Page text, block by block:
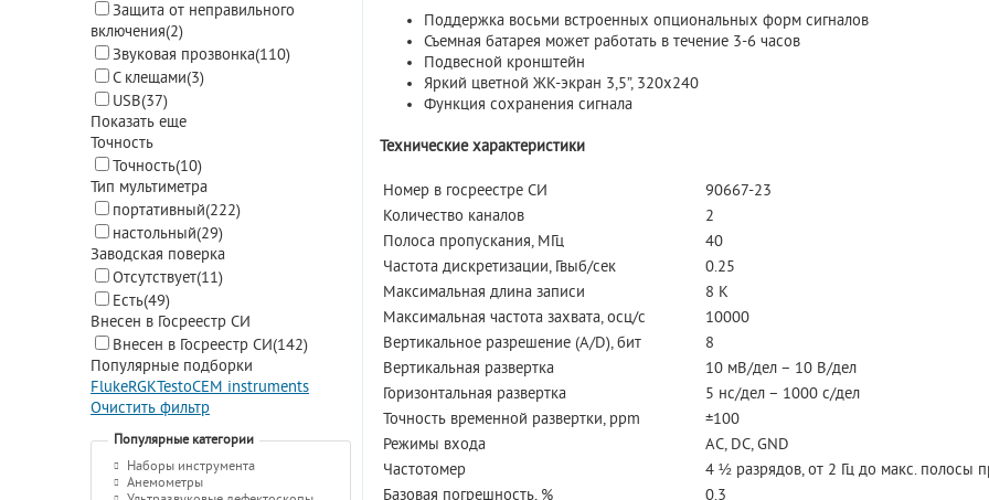
Защита от неправильного
включения(2)
Звуковая прозвонка(110)
С клещами(3)
USB(37)
Показать еще
Точность
Точность(10)
Тип мультиметра
портативный(222)
настольный(29)
Заводская поверка
Отсутствует(11)
Есть(49)
Внесен в Госреестр СИ
Внесен в Госреестр СИ(142)
Популярные подборки
FlukeRGKTestoCEM instruments
Очистить фильтр
Популярные категории
Наборы инструмента
Анемометры
Поддержка восьми встроенных опциональных форм сигналов
Съемная батарея может работать в течение 3-6 часов
Подвесной кронштейн
Яркий цветной ЖК-экран 3,5”, 320х240
Функция сохранения сигнала
Технические характеристики
Номер в госреестре СИ
90667-23
Количество каналов
2
Полоса пропускания, МГц
40
Частота дискретизации, Гвыб/сек
0.25
Максимальная длина записи
8 K
Максимальная частота захвата, осц/с
10000
Вертикальное разрешение (A/D), бит
8
Вертикальная развертка
10 мВ/дел – 10 В/дел
Горизонтальная развертка
5 нс/дел – 1000 с/дел
Точность временной развертки, ppm
±100
Режимы входа
AC, DC, GND
Частотомер
4 ½ разрядов, от 2 Гц до макс. полосы
Базовая погрешность, %
0.3